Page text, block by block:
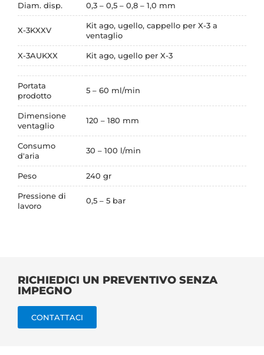
Diam. disp. 0,3 – 0,5 – 0,8 – 1,0 mm
X-3KXXV
Kit ago, ugello, cappello per X-3 a
ventaglio
X-3AUKXX Kit ago, ugello per X-3
Portata
prodotto
5 – 60 ml/min
Dimensione
ventaglio
120 – 180 mm
Consumo
d'aria
30 – 100 l/min
Peso 240 gr
Pressione di
lavoro
0,5 – 5 bar
RICHIEDICI UN PREVENTIVO SENZA
IMPEGNO
CONTATTACI